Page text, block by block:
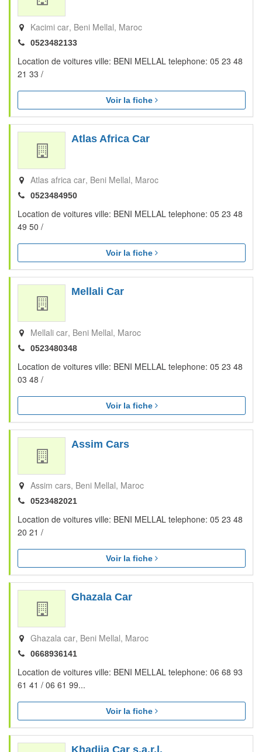
Kacimi car Beni Mellal Maroc
0523482133
Location de voitures ville: BENI MELLAL telephone: 05 23 48
21 33 /
Voir la fiche
Atlas Africa Car
Atlas africa car Beni Mellal Maroc
0523484950
Location de voitures ville: BENI MELLAL telephone: 05 23 48
49 50 /
Voir la fiche
Mellali Car
Mellali car Beni Mellal Maroc
0523480348
Location de voitures ville: BENI MELLAL telephone: 05 23 48
03 48 /
Voir la fiche
Assim Cars
Assim cars Beni Mellal Maroc
0523482021
Location de voitures ville: BENI MELLAL telephone: 05 23 48
20 21 /
Voir la fiche
Ghazala Car
Ghazala car Beni Mellal Maroc
0668936141
Location de voitures ville: BENI MELLAL telephone: 06 68 93
61 41 / 06 61 99...
Voir la fiche
Khadija Car s.a.r.l.